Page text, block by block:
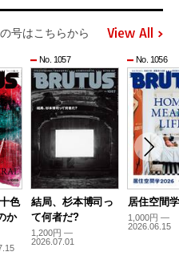
号はこちらから View All
色
か
No. 1057
結局、杉本博司っ
て何者だ?
1,200円 —
2026.07.01
No. 1056
居住空間
1,000円 —
2026.06.15